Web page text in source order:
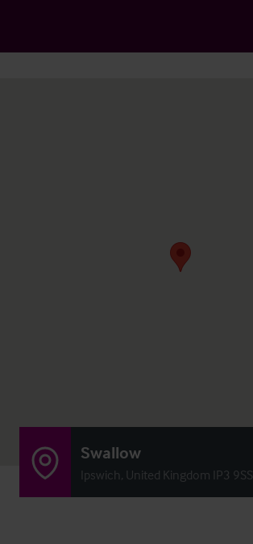
Swallow
Ipswich, United Kingdom IP3 9SS